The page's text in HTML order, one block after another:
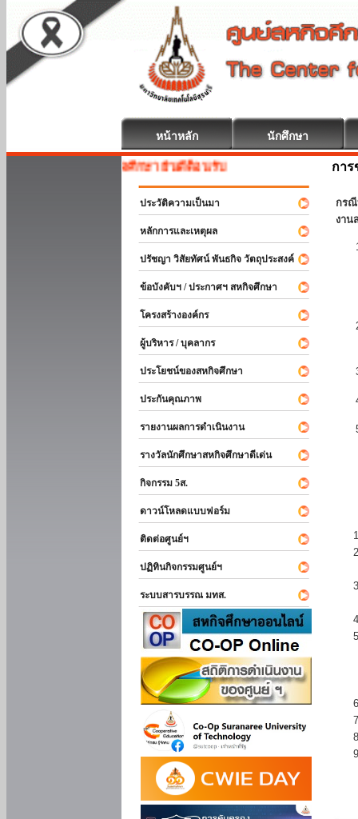
หน้าหลัก นักศึกษา
สหกิจศึกษา ยินดีต้อนรับ
ประวัติความเป็นมา
หลักการและเหตุผล
ปรัชญา วิสัยทัศน์ พันธกิจ วัตถุประสงค์
ข้อบังคับฯ / ประกาศฯ สหกิจศึกษา
โครงสร้างองค์กร
ผู้บริหาร / บุคลากร
ประโยชน์ของสหกิจศึกษา
ประกันคุณภาพ
รายงานผลการดำเนินงาน
รางวัลนักศึกษาสหกิจศึกษาดีเด่น
กิจกรรม 5ส.
ดาวน์โหลดแบบฟอร์ม
ติดต่อศูนย์ฯ
ปฏิทินกิจกรรมศูนย์ฯ
ระบบสารบรรณ มทส.
การ
กรณี
งาน